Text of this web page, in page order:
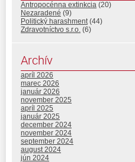
Antropocénna extinkcia (20)
Nezaradené (9)
Politický harashment(44)
Zdravotníctvo s.r.o. (6)
Archív
apríl 2026
marec 2026
január 2026
november 2025
apríl 2025
január 2025
december 2024
november 2024
september 2024
august 2024
jún 2024